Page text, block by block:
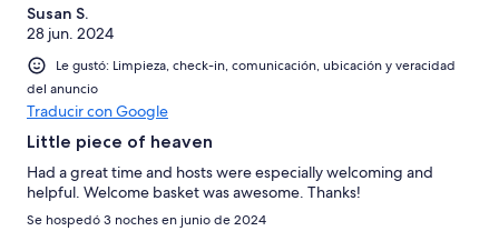
Susan S.
28 jun. 2024
Le gustó: Limpieza, check-in, comunicación, ubicación y veracidad
del anuncio
Traducir con Google
Little piece of heaven
Had a great time and hosts were especially welcoming and
helpful. Welcome basket was awesome. Thanks!
Se hospedó 3 noches en junio de 2024